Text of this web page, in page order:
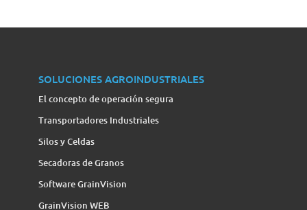
SOLUCIONES AGROINDUSTRIALES
El concepto de operación segura
Transportadores Industriales
Silos y Celdas
Secadoras de Granos
Software GrainVision
GrainVision WEB